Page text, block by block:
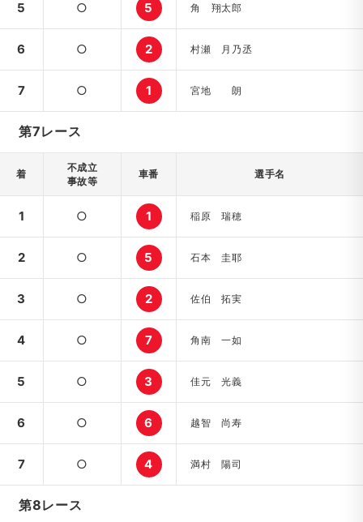
5 ○ 5 角 翔太郎
6 ○ 2 村瀬 月乃丞
7 ○ 1 宮地 朗
第7レース
着
不成立
事故等
車番 選手名
1 ○ 1 稲原 瑞穂
2 ○ 5 石本 圭耶
3 ○ 2 佐伯 拓実
4 ○ 7 角南 一如
5 ○ 3 佳元 光義
6 ○ 6 越智 尚寿
7 ○ 4 満村 陽司
第8レース